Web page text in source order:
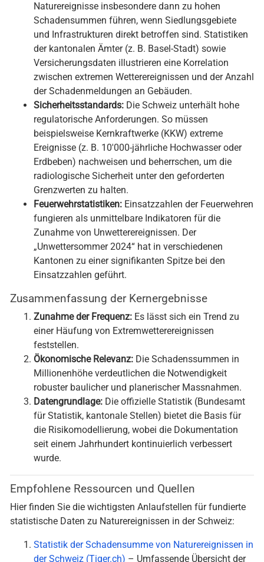
Naturereignisse insbesondere dann zu hohen
Schadensummen führen, wenn Siedlungsgebiete
und Infrastrukturen direkt betroffen sind. Statistiken
der kantonalen Ämter (z. B. Basel-Stadt) sowie
Versicherungsdaten illustrieren eine Korrelation
zwischen extremen Wetterereignissen und der Anzahl
der Schadenmeldungen an Gebäuden.
Sicherheitsstandards: Die Schweiz unterhält hohe
regulatorische Anforderungen. So müssen
beispielsweise Kernkraftwerke (KKW) extreme
Ereignisse (z. B. 10'000-jährliche Hochwasser oder
Erdbeben) nachweisen und beherrschen, um die
radiologische Sicherheit unter den geforderten
Grenzwerten zu halten.
Feuerwehrstatistiken: Einsatzzahlen der Feuerwehren
fungieren als unmittelbare Indikatoren für die
Zunahme von Unwetterereignissen. Der
„Unwettersommer 2024“ hat in verschiedenen
Kantonen zu einer signifikanten Spitze bei den
Einsatzzahlen geführt.
Zusammenfassung der Kernergebnisse
Zunahme der Frequenz: Es lässt sich ein Trend zu
einer Häufung von Extremwetterereignissen
feststellen.
Ökonomische Relevanz: Die Schadenssummen in
Millionenhöhe verdeutlichen die Notwendigkeit
robuster baulicher und planerischer Massnahmen.
Datengrundlage: Die offizielle Statistik (Bundesamt
für Statistik, kantonale Stellen) bietet die Basis für
die Risikomodellierung, wobei die Dokumentation
seit einem Jahrhundert kontinuierlich verbessert
wurde.
Empfohlene Ressourcen und Quellen
Hier finden Sie die wichtigsten Anlaufstellen für fundierte
statistische Daten zu Naturereignissen in der Schweiz:
Statistik der Schadensumme von Naturereignissen in